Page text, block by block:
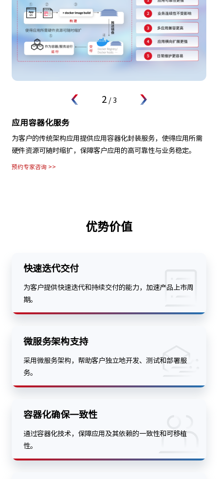
2 / 3
应用容器化服务
为客户的传统架构应用提供应用容器化封装服务，使得应用所需
硬件资源可随时缩扩，保障客户应用的高可靠性与业务稳定。
预约专家咨询 >>
优势价值
快速迭代交付
为客户提供快速迭代和持续交付的能力，加速产品上市周
期。
微服务架构支持
采用微服务架构，帮助客户独立地开发、测试和部署服
务。
容器化确保一致性
通过容器化技术，保障应用及其依赖的一致性和可移植
性。